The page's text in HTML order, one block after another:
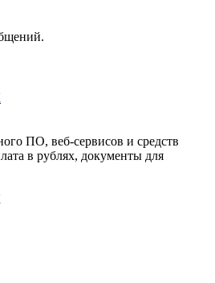
ПО, веб-сервисов и средств
в рублях, документы для